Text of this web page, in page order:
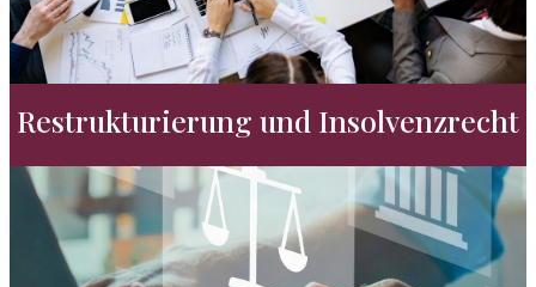
Restrukturierung und Insolvenzrecht